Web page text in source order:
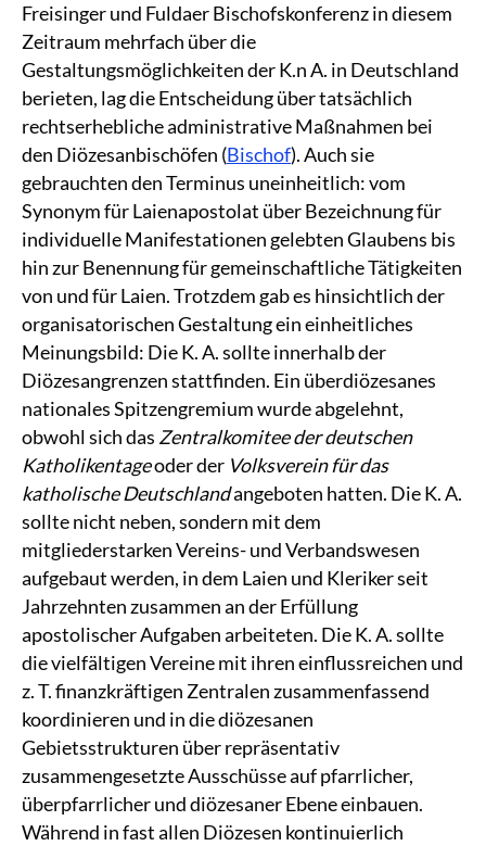
Freisinger und Fuldaer Bischofskonferenz in diesem
Zeitraum mehrfach über die
Gestaltungsmöglichkeiten der K.n A. in Deutschland
berieten, lag die Entscheidung über tatsächlich
rechtserhebliche administrative Maßnahmen bei
den Diözesanbischöfen (Bischof). Auch sie
gebrauchten den Terminus uneinheitlich: vom
Synonym für Laienapostolat über Bezeichnung für
individuelle Manifestationen gelebten Glaubens bis
hin zur Benennung für gemeinschaftliche Tätigkeiten
von und für Laien. Trotzdem gab es hinsichtlich der
organisatorischen Gestaltung ein einheitliches
Meinungsbild: Die K. A. sollte innerhalb der
Diözesangrenzen stattfinden. Ein überdiözesanes
nationales Spitzengremium wurde abgelehnt,
obwohl sich das Zentralkomitee der deutschen
Katholikentageoder der Volksverein für das
katholische Deutschlandangeboten hatten. Die K. A.
sollte nicht neben, sondern mit dem
mitgliederstarken Vereins- und Verbandswesen
aufgebaut werden, in dem Laien und Kleriker seit
Jahrzehnten zusammen an der Erfüllung
apostolischer Aufgaben arbeiteten. Die K. A. sollte
die vielfältigen Vereine mit ihren einflussreichen und
z. T. finanzkräftigen Zentralen zusammenfassend
koordinieren und in die diözesanen
Gebietsstrukturen über repräsentativ
zusammengesetzte Ausschüsse auf pfarrlicher,
überpfarrlicher und diözesaner Ebene einbauen.
Während in fast allen Diözesen kontinuierlich